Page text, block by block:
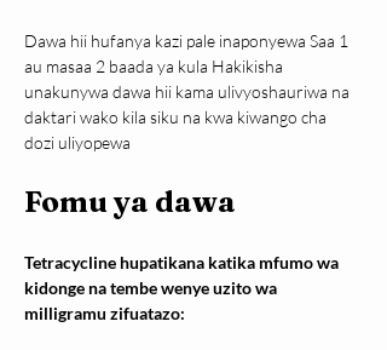
Dawa hii hufanya kazi pale inaponyewa Saa 1
au masaa 2 baada ya kula Hakikisha
unakunywa dawa hii kama ulivyoshauriwa na
daktari wako kila siku na kwa kiwango cha
dozi uliyopewa
Fomu ya dawa
Tetracycline hupatikana katika mfumo wa
kidonge na tembe wenye uzito wa
milligramu zifuatazo: